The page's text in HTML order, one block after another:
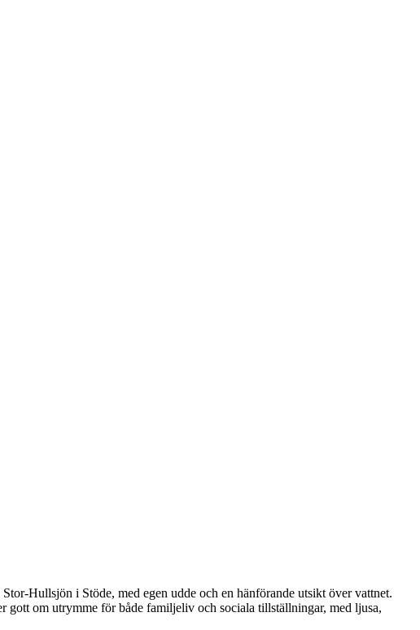
Hullsjön i Stöde, med egen udde och en hänförande utsikt över vattnet.
gott om utrymme för både familjeliv och sociala tillställningar, med ljusa,